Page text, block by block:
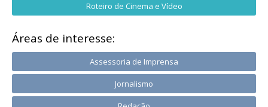
Roteiro de Cinema e Vídeo
Áreas de interesse:
Assessoria de Imprensa
Jornalismo